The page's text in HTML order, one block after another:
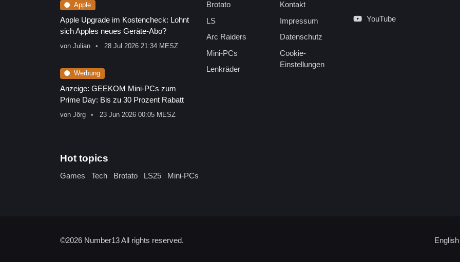
Apple
Apple Upgrade im Kostencheck: Lohnt
sich Apples neues Geräte-Abo?
von Julian 28 Jul 2026 21:34 MESZ
Werbung
Anzeige: GEEKOM Mini-PCs zum
Prime Day: Bis zu 30 Prozent Rabatt
von Jörg 23 Jun 2026 00:05 MESZ
Brotato
LS
Arc Raiders
Mini-PCs
Lenkräder
Kontakt
Impressum
Datenschutz
Cookie-
Einstellungen
YouTube
Hot topics
Games Tech Brotato LS25 Mini-PCs
©2026 Number13All rights reserved.